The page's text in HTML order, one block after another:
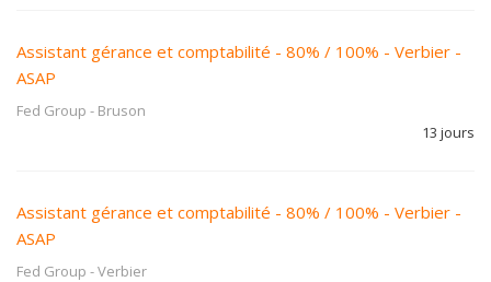
Assistant gérance et comptabilité - 80% / 100% - Verbier -
ASAP
Fed Group - Bruson
13 jours
Assistant gérance et comptabilité - 80% / 100% - Verbier -
ASAP
Fed Group -Verbier